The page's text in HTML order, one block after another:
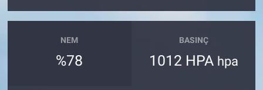
NEM
%78
BASINÇ
1012 HPA hpa